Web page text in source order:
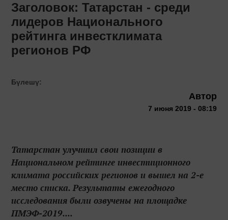
Заголовок: Татарстан - среди
лидеров Национального
рейтинга инвестклимата
регионов РФ
Бүлешү:
Автор
7 июня 2019 - 08:19
Татарстан улучшил свои позиции в
Национальном рейтинге инвестиционного
климата российских регионов и вышел на 2-е
место списка. Результаты ежегодного
исследования были озвучены на площадке
ПМЭФ-2019....